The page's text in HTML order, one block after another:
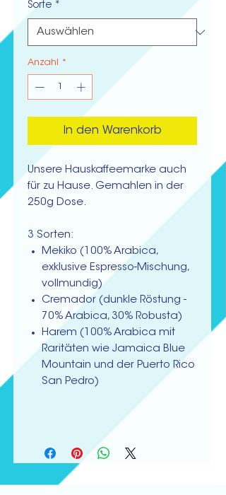
Sorte *
Anzahl *
In den Warenkorb
Unsere Hauskaffeemarke auch
für zu Hause. Gemahlen in der
250g Dose.
3 Sorten:
Mekiko (100% Arabica,
exklusive Espresso-Mischung,
vollmundig)
Cremador (dunkle Röstung -
70% Arabica, 30% Robusta)
Harem (100% Arabica mit
Raritäten wie Jamaica Blue
Mountain und der Puerto Rico
San Pedro)